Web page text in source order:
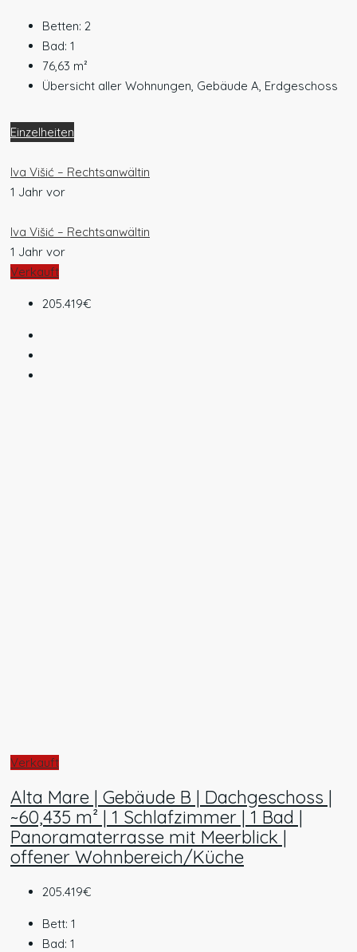
Betten: 2
Bad: 1
76,63 m²
Übersicht aller Wohnungen, Gebäude A, Erdgeschoss
Einzelheiten
Iva Višić – Rechtsanwältin
1 Jahr vor
Iva Višić – Rechtsanwältin
1 Jahr vor
Verkauft
205.419€
Verkauft
Alta Mare | Gebäude B | Dachgeschoss |
~60,435 m² | 1 Schlafzimmer | 1 Bad |
Panoramaterrasse mit Meerblick |
offener Wohnbereich/Küche
205.419€
Bett: 1
Bad: 1